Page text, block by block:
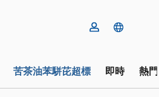
苦茶油苯駢芘超標 即時 熱